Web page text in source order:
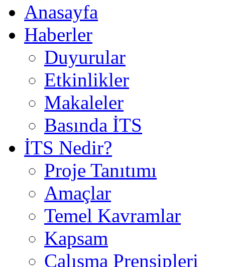
Anasayfa
Haberler
Duyurular
Etkinlikler
Makaleler
Basında İTS
İTS Nedir?
Proje Tanıtımı
Amaçlar
Temel Kavramlar
Kapsam
Çalışma Prensipleri